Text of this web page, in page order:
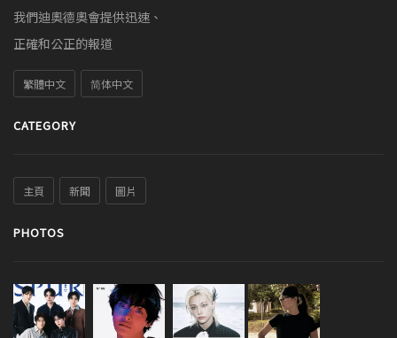
我們迪奧德奧會提供迅速、
正確和公正的報道
繁體中文 简体中文
CATEGORY
主頁 新聞 圖片
PHOTOS